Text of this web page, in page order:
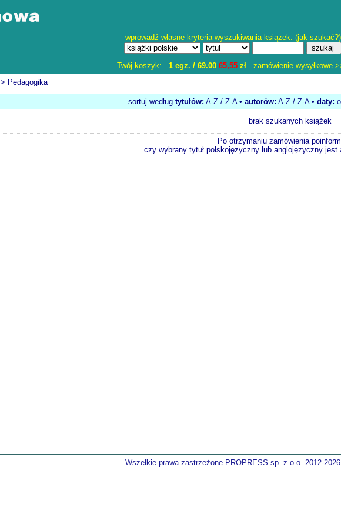
wprowadź własne kryteria wyszukiwania książek: (jak szukać?)
Twój koszyk: 1 egz. /69.00 65,55zł
zamówienie wysyłkowe
> Pedagogika
sortuj według tytułów: A-Z/ Z-A• autorów: A-Z/ Z-A• daty:
brak szukanych książek
Po otrzymaniu zamówienia
czy wybrany tytuł polskojęzyczny lub anglojęzyczny jest
Wszelkie prawa zastrzeżone PROPRESS sp. z o.o. 2012-2026